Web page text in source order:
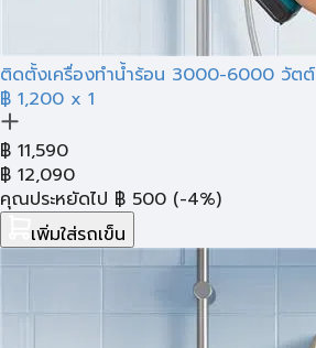
ติดตั้งเครื่องทำน้ำร้อน 3000-6000 วัตต์
฿ 1,200 x 1
฿ 11,590
฿ 12,090
คุณประหยัดไป ฿ 500 (-4%)
เพิ่มใส่รถเข็น